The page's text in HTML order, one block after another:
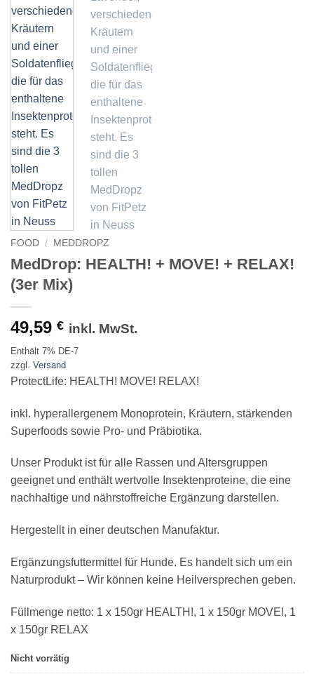
FOOD / MEDDROPZ
MedDrop: HEALTH! + MOVE! + RELAX!
(3er Mix)
49,59 € inkl. MwSt.
Enthält 7% DE-7
zzgl. Versand
ProtectLife: HEALTH! MOVE! RELAX!
inkl. hyperallergenem Monoprotein, Kräutern, stärkenden
Superfoods sowie Pro- und Präbiotika.
Unser Produkt ist für alle Rassen und Altersgruppen
geeignet und enthält wertvolle Insektenproteine, die eine
nachhaltige und nährstoffreiche Ergänzung darstellen.
Hergestellt in einer deutschen Manufaktur.
Ergänzungsfuttermittel für Hunde. Es handelt sich um ein
Naturprodukt – Wir können keine Heilversprechen geben.
Füllmenge netto: 1 x 150gr HEALTH!, 1 x 150gr MOVE!, 1
x 150gr RELAX
Nicht vorrätig